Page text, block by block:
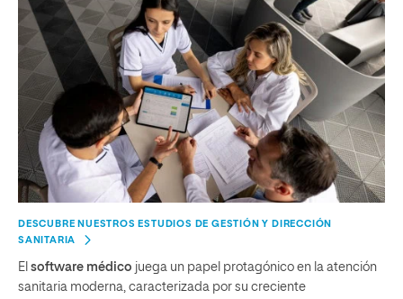
DESCUBRE NUESTROS ESTUDIOS DE GESTIÓN Y DIRECCIÓN
SANITARIA
El software médico juega un papel protagónico en la atención
sanitaria moderna, caracterizada por su creciente